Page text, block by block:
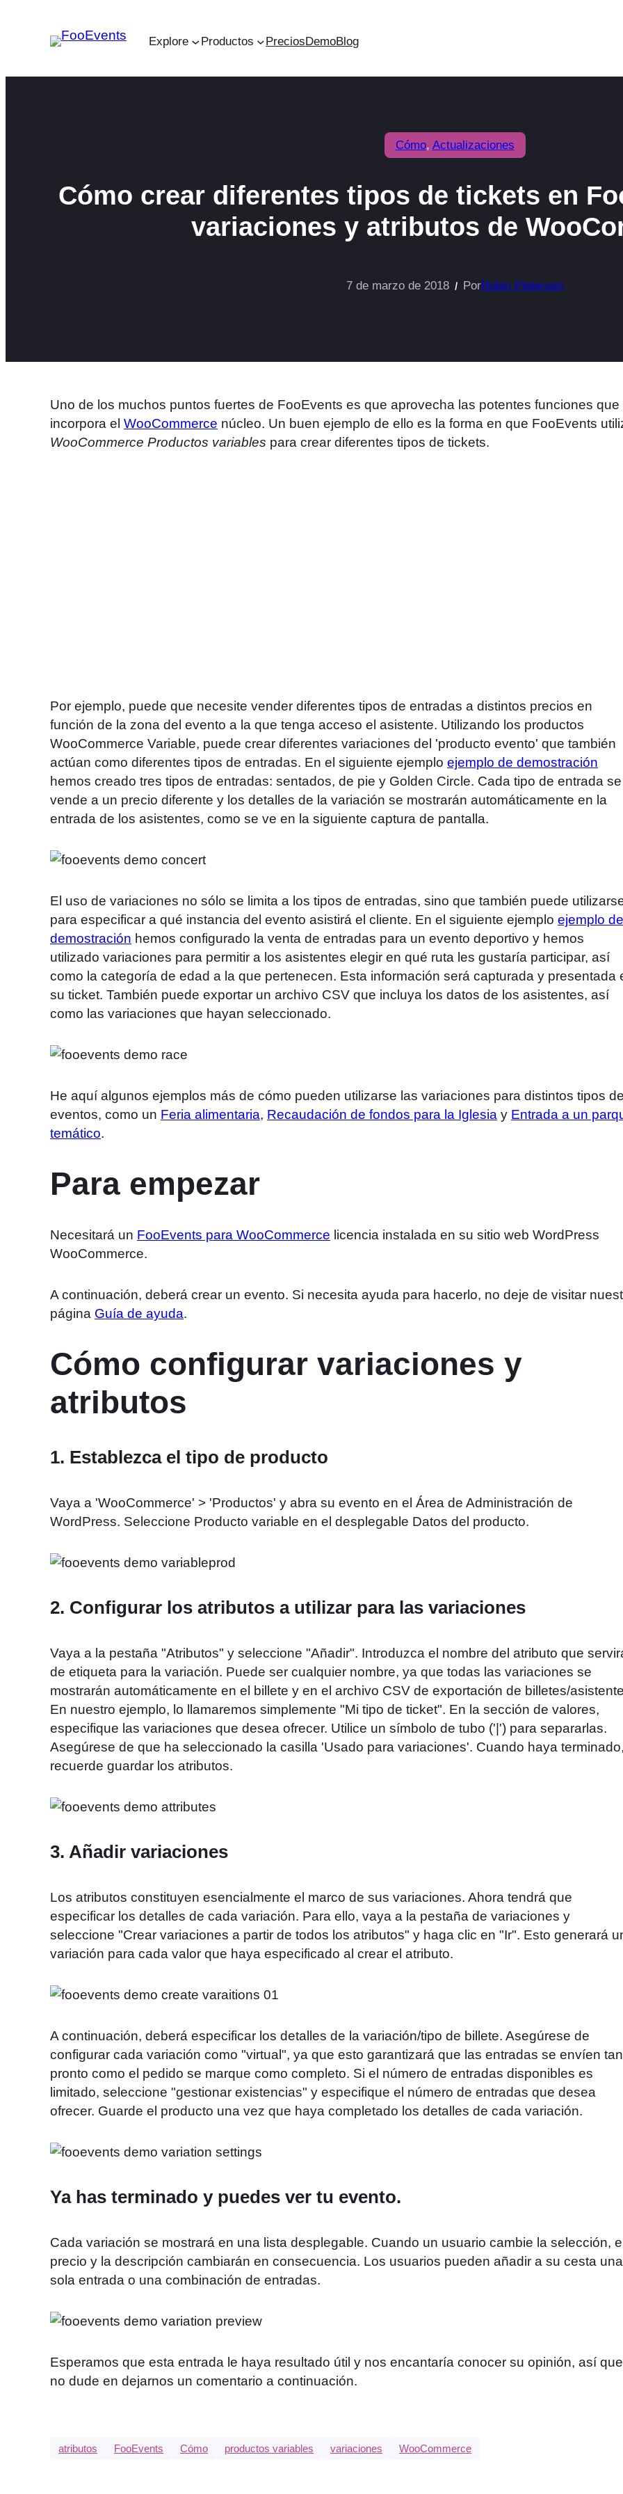
Explore Productos PreciosDemoBlog
Cómo, Actualizaciones
Cómo crear diferentes tipos de tickets en
variaciones y atributos de
7 de marzo de 2018 PorRobin Pietersen
Uno de los muchos puntos fuertes de FooEvents es que aprovecha las potentes funciones que
incorpora el WooCommerce núcleo. Un buen ejemplo de ello es la forma en que FooEvents
WooCommerce Productos variables para crear diferentes tipos de tickets.
Por ejemplo, puede que necesite vender diferentes tipos de entradas a distintos precios en
función de la zona del evento a la que tenga acceso el asistente. Utilizando los productos
WooCommerce Variable, puede crear diferentes variaciones del 'producto evento' que también
actúan como diferentes tipos de entradas. En el siguiente ejemplo ejemplo de demostración
hemos creado tres tipos de entradas: sentados, de pie y Golden Circle. Cada tipo de entrada se
vende a un precio diferente y los detalles de la variación se mostrarán automáticamente en la
entrada de los asistentes, como se ve en la siguiente captura de pantalla.
El uso de variaciones no sólo se limita a los tipos de entradas, sino que también puede
para especificar a qué instancia del evento asistirá el cliente. En el siguiente ejemplo ejemplo de
demostración hemos configurado la venta de entradas para un evento deportivo y hemos
utilizado variaciones para permitir a los asistentes elegir en qué ruta les gustaría participar, así
como la categoría de edad a la que pertenecen. Esta información será capturada y presentada
su ticket. También puede exportar un archivo CSV que incluya los datos de los asistentes, así
como las variaciones que hayan seleccionado.
He aquí algunos ejemplos más de cómo pueden utilizarse las variaciones para distintos tipos
eventos, como un Feria alimentaria, Recaudación de fondos para la Iglesia y Entrada a un
temático.
Para empezar
Necesitará un FooEvents para WooCommerce licencia instalada en su sitio web WordPress
WooCommerce.
A continuación, deberá crear un evento. Si necesita ayuda para hacerlo, no deje de visitar
página Guía de ayuda.
Cómo configurar variaciones y
atributos
1. Establezca el tipo de producto
Vaya a 'WooCommerce' > 'Productos' y abra su evento en el Área de Administración de
WordPress. Seleccione Producto variable en el desplegable Datos del producto.
2. Configurar los atributos a utilizar para las variaciones
Vaya a la pestaña "Atributos" y seleccione "Añadir". Introduzca el nombre del atributo que
de etiqueta para la variación. Puede ser cualquier nombre, ya que todas las variaciones se
mostrarán automáticamente en el billete y en el archivo CSV de exportación de billetes/
En nuestro ejemplo, lo llamaremos simplemente "Mi tipo de ticket". En la sección de valores,
especifique las variaciones que desea ofrecer. Utilice un símbolo de tubo ('|') para separarlas.
Asegúrese de que ha seleccionado la casilla 'Usado para variaciones'. Cuando haya
recuerde guardar los atributos.
3. Añadir variaciones
Los atributos constituyen esencialmente el marco de sus variaciones. Ahora tendrá que
especificar los detalles de cada variación. Para ello, vaya a la pestaña de variaciones y
seleccione "Crear variaciones a partir de todos los atributos" y haga clic en "Ir". Esto generará
variación para cada valor que haya especificado al crear el atributo.
A continuación, deberá especificar los detalles de la variación/tipo de billete. Asegúrese de
configurar cada variación como "virtual", ya que esto garantizará que las entradas se envíen tan
pronto como el pedido se marque como completo. Si el número de entradas disponibles es
limitado, seleccione "gestionar existencias" y especifique el número de entradas que desea
ofrecer. Guarde el producto una vez que haya completado los detalles de cada variación.
Ya has terminado y puedes ver tu evento.
Cada variación se mostrará en una lista desplegable. Cuando un usuario cambie la selección,
precio y la descripción cambiarán en consecuencia. Los usuarios pueden añadir a su cesta una
sola entrada o una combinación de entradas.
Esperamos que esta entrada le haya resultado útil y nos encantaría conocer su opinión, así que
no dude en dejarnos un comentario a continuación.
atributos FooEvents Cómo productos variables variaciones WooCommerce